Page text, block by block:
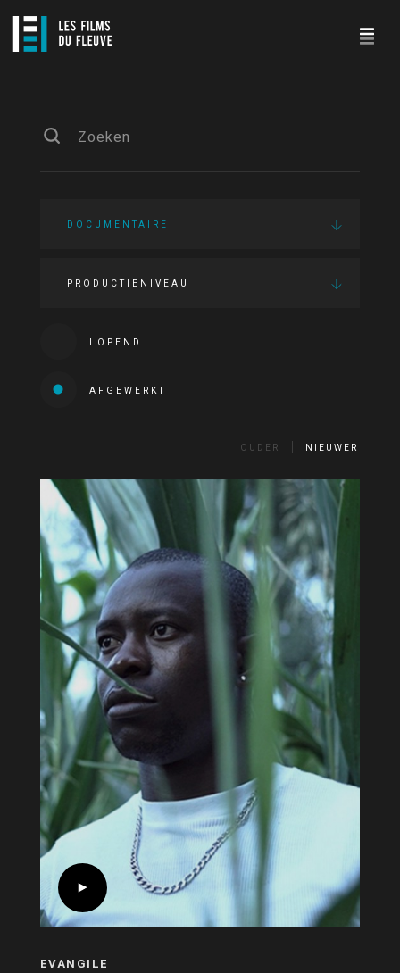
DOCUMENTAIRE
PRODUCTIENIVEAU
LOPEND
AFGEWERKT
OUDER NIEUWER
EVANGILE